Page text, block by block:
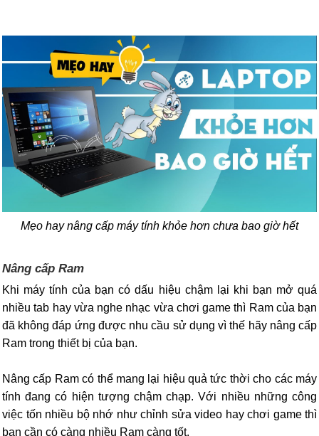
Mẹo hay nâng cấp máy tính khỏe hơn chưa bao giờ hết
Nâng cấp Ram
Khi máy tính của bạn có dấu hiệu chậm lại khi bạn mở quá
nhiều tab hay vừa nghe nhạc vừa chơi game thì Ram của bạn
đã không đáp ứng được nhu cầu sử dụng vì thế hãy nâng cấp
Ram trong thiết bị của bạn.
Nâng cấp Ram có thể mang lại hiệu quả tức thời cho các máy
tính đang có hiện tượng chậm chạp. Với nhiều những công
việc tốn nhiều bộ nhớ như chỉnh sửa video hay chơi game thì
bạn cần có càng nhiều Ram càng tốt.